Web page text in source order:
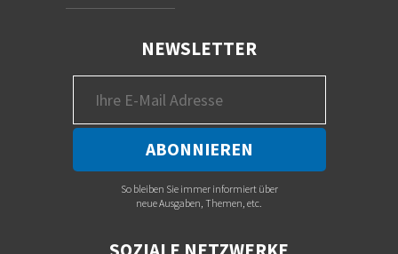
NEWSLETTER
So bleiben Sie immer informiert über
neue Ausgaben, Themen, etc.